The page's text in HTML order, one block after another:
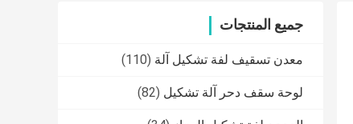
جميع المنتجات
معدن تسقيف لفة تشكيل آلة (110)
لوحة سقف دحر آلة تشكيل (82)